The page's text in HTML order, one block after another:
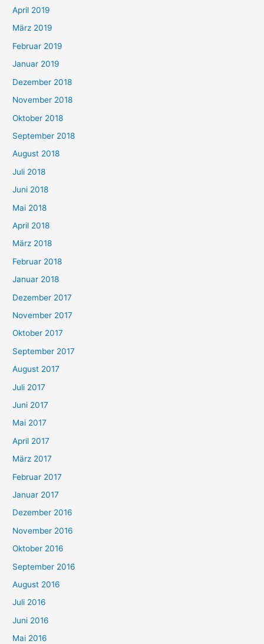
April 2019
März 2019
Februar 2019
Januar 2019
Dezember 2018
November 2018
Oktober 2018
September 2018
August 2018
Juli 2018
Juni 2018
Mai 2018
April 2018
März 2018
Februar 2018
Januar 2018
Dezember 2017
November 2017
Oktober 2017
September 2017
August 2017
Juli 2017
Juni 2017
Mai 2017
April 2017
März 2017
Februar 2017
Januar 2017
Dezember 2016
November 2016
Oktober 2016
September 2016
August 2016
Juli 2016
Juni 2016
Mai 2016